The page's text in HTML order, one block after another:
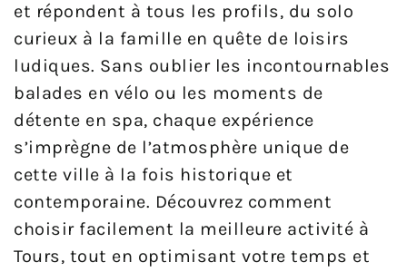
et répondent à tous les profils, du solo
curieux à la famille en quête de loisirs
ludiques. Sans oublier les incontournables
balades en vélo ou les moments de
détente en spa, chaque expérience
s’imprègne de l’atmosphère unique de
cette ville à la fois historique et
contemporaine. Découvrez comment
choisir facilement la meilleure activité à
Tours, tout en optimisant votre temps et